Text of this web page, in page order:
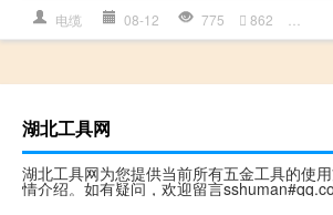
电缆 08-12 775 862
湖北工具网
湖北工具网为您提供当前所有五金工具的使
情介绍。如有疑问，欢迎留言